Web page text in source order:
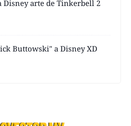
Disney arte de Tinkerbell 2
Buttowski" a Disney XD